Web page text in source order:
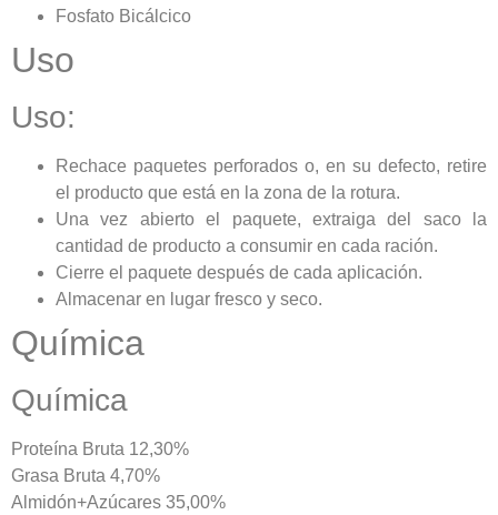
Fosfato Bicálcico
Uso
Uso:
Rechace paquetes perforados o, en su defecto, retire
el producto que está en la zona de la rotura.
Una vez abierto el paquete, extraiga del saco la
cantidad de producto a consumir en cada ración.
Cierre el paquete después de cada aplicación.
Almacenar en lugar fresco y seco.
Química
Química
Proteína Bruta 12,30%
Grasa Bruta 4,70%
Almidón+Azúcares 35,00%